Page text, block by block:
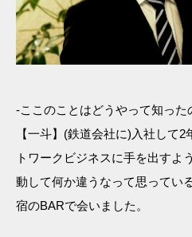
-ここのことはどうやって知った
【一斗】(鉄道会社に)入社して
トワークビジネスに手を出すよ
動して何か違うなって思ってい
宿のBARで会いました。